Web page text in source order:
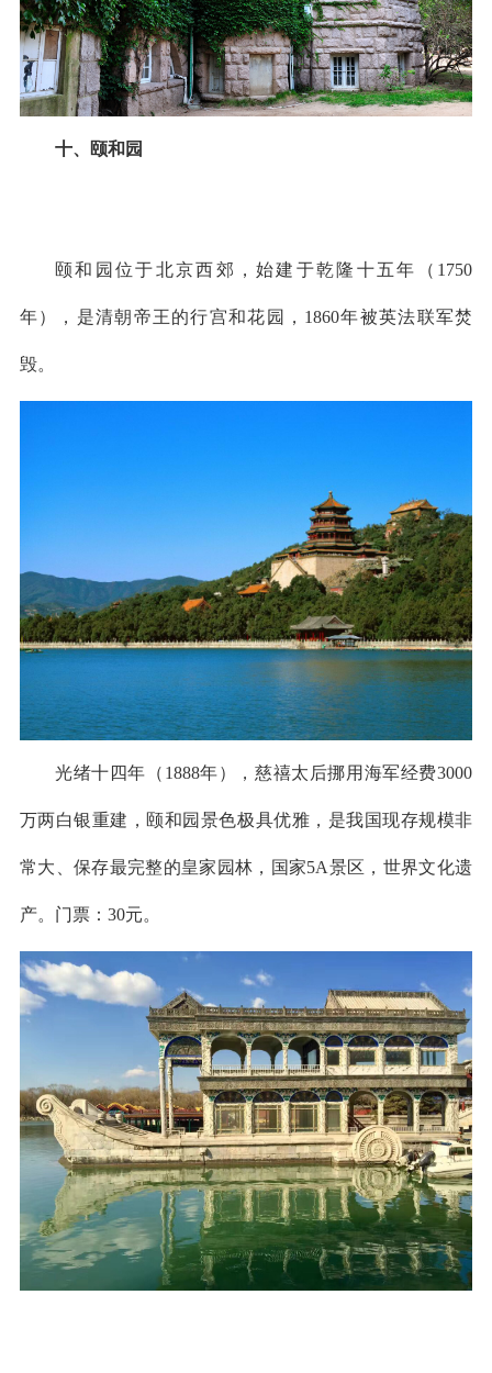
十、颐和园
颐和园位于北京西郊，始建于乾隆十五年（1750
年），是清朝帝王的行宫和花园，1860年被英法联军焚
毁。
光绪十四年（1888年），慈禧太后挪用海军经费3000
万两白银重建，颐和园景色极具优雅，是我国现存规模非
常大、保存最完整的皇家园林，国家5A景区，世界文化遗
产。门票：30元。